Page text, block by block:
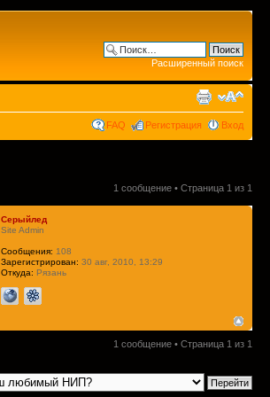
Расширенный поиск
FAQ Регистрация Вход
1 сообщение • Страница 1 из 1
Серыйлед
Site Admin
Сообщения: 108
Зарегистрирован: 30 авг, 2010, 13:29
Откуда: Рязань
1 сообщение • Страница 1 из 1